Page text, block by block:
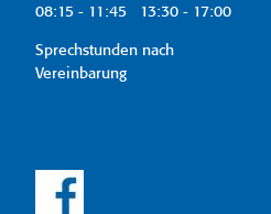
08:15 - 11:45 13:30 - 17:00
Sprechstunden nach
Vereinbarung